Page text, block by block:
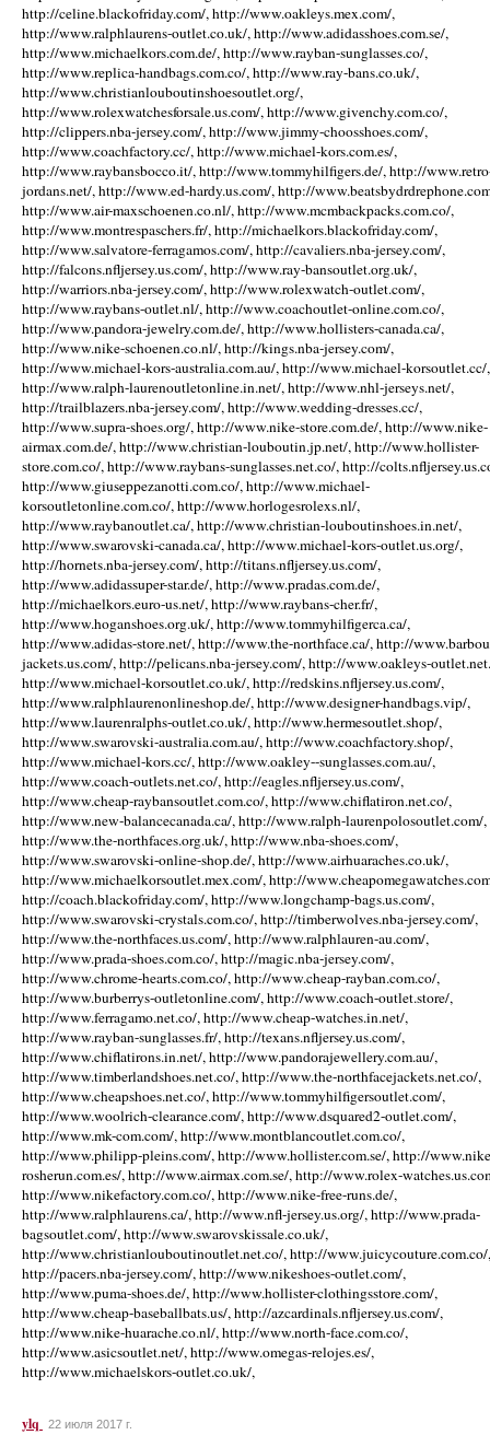
http://celine.blackofriday.com/, http://www.oakleys.mex.com/,
http://www.ralphlaurens-outlet.co.uk/, http://www.adidasshoes.com.se/,
http://www.michaelkors.com.de/, http://www.rayban-sunglasses.co/,
http://www.replica-handbags.com.co/, http://www.ray-bans.co.uk/,
http://www.christianlouboutinshoesoutlet.org/,
http://www.rolexwatchesforsale.us.com/, http://www.givenchy.com.co/,
http://clippers.nba-jersey.com/, http://www.jimmy-choosshoes.com/,
http://www.coachfactory.cc/, http://www.michael-kors.com.es/,
http://www.raybansbocco.it/, http://www.tommyhilfigers.de/, http://
jordans.net/, http://www.ed-hardy.us.com/, http://
http://www.air-maxschoenen.co.nl/, http://www.mcmbackpacks.com.co/,
http://www.montrespaschers.fr/, http://michaelkors.blackofriday.com/,
http://www.salvatore-ferragamos.com/, http://cavaliers.nba-jersey.com/,
http://falcons.nfljersey.us.com/, http://www.ray-bansoutlet.org.uk/,
http://warriors.nba-jersey.com/, http://www.rolexwatch-outlet.com/,
http://www.raybans-outlet.nl/, http://www.coachoutlet-online.com.co/,
http://www.pandora-jewelry.com.de/, http://www.hollisters-canada.ca/,
http://www.nike-schoenen.co.nl/, http://kings.nba-jersey.com/,
http://www.michael-kors-australia.com.au/, http://www.michael-korsoutlet.cc/,
http://www.ralph-laurenoutletonline.in.net/, http://www.nhl-jerseys.net/,
http://trailblazers.nba-jersey.com/, http://www.wedding-dresses.cc/,
http://www.supra-shoes.org/, http://www.nike-store.com.de/, http://www.nike-
airmax.com.de/, http://www.christian-louboutin.jp.net/, http://www.hollister-
store.com.co/, http://www.raybans-sunglasses.net.co/, http://
http://www.giuseppezanotti.com.co/, http://www.michael-
korsoutletonline.com.co/, http://www.horlogesrolexs.nl/,
http://www.raybanoutlet.ca/, http://www.christian-louboutinshoes.in.net/,
http://www.swarovski-canada.ca/, http://www.michael-kors-outlet.us.org/,
http://hornets.nba-jersey.com/, http://titans.nfljersey.us.com/,
http://www.adidassuper-star.de/, http://www.pradas.com.de/,
http://michaelkors.euro-us.net/, http://www.raybans-cher.fr/,
http://www.hoganshoes.org.uk/, http://www.tommyhilfigerca.ca/,
http://www.adidas-store.net/, http://www.the-northface.ca/, http://
jackets.us.com/, http://pelicans.nba-jersey.com/, http://www.oakleys-
http://www.michael-korsoutlet.co.uk/, http://redskins.nfljersey.us.com/,
http://www.ralphlaurenonlineshop.de/, http://www.designer-handbags.vip/,
http://www.laurenralphs-outlet.co.uk/, http://www.hermesoutlet.shop/,
http://www.swarovski-australia.com.au/, http://www.coachfactory.shop/,
http://www.michael-kors.cc/, http://www.oakley--sunglasses.com.au/,
http://www.coach-outlets.net.co/, http://eagles.nfljersey.us.com/,
http://www.cheap-raybansoutlet.com.co/, http://www.chiflatiron.net.co/,
http://www.new-balancecanada.ca/, http://www.ralph-laurenpolosoutlet.com/,
http://www.the-northfaces.org.uk/, http://www.nba-shoes.com/,
http://www.swarovski-online-shop.de/, http://www.airhuaraches.co.uk/,
http://www.michaelkorsoutlet.mex.com/, http://
http://coach.blackofriday.com/, http://www.longchamp-bags.us.com/,
http://www.swarovski-crystals.com.co/, http://timberwolves.nba-jersey.com/,
http://www.the-northfaces.us.com/, http://www.ralphlauren-au.com/,
http://www.prada-shoes.com.co/, http://magic.nba-jersey.com/,
http://www.chrome-hearts.com.co/, http://www.cheap-rayban.com.co/,
http://www.burberrys-outletonline.com/, http://www.coach-outlet.store/,
http://www.ferragamo.net.co/, http://www.cheap-watches.in.net/,
http://www.rayban-sunglasses.fr/, http://texans.nfljersey.us.com/,
http://www.chiflatirons.in.net/, http://www.pandorajewellery.com.au/,
http://www.timberlandshoes.net.co/, http://www.the-northfacejackets.net.co/,
http://www.cheapshoes.net.co/, http://www.tommyhilfigersoutlet.com/,
http://www.woolrich-clearance.com/, http://www.dsquared2-outlet.com/,
http://www.mk-com.com/, http://www.montblancoutlet.com.co/,
http://www.philipp-pleins.com/, http://www.hollister.com.se/, http://
rosherun.com.es/, http://www.airmax.com.se/, http://www.rolex-
http://www.nikefactory.com.co/, http://www.nike-free-runs.de/,
http://www.ralphlaurens.ca/, http://www.nfl-jersey.us.org/, http://www.prada-
bagsoutlet.com/, http://www.swarovskissale.co.uk/,
http://www.christianlouboutinoutlet.net.co/, http://www.juicycouture.com.co/,
http://pacers.nba-jersey.com/, http://www.nikeshoes-outlet.com/,
http://www.puma-shoes.de/, http://www.hollister-clothingsstore.com/,
http://www.cheap-baseballbats.us/, http://azcardinals.nfljersey.us.com/,
http://www.nike-huarache.co.nl/, http://www.north-face.com.co/,
http://www.asicsoutlet.net/, http://www.omegas-relojes.es/,
http://www.michaelskors-outlet.co.uk/,
ylq 22 июля 2017 г.